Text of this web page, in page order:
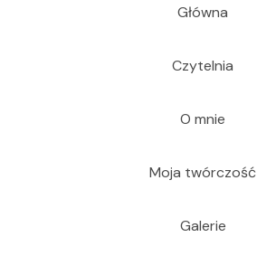
Główna
Czytelnia
O mnie
Moja twórczość
Galerie